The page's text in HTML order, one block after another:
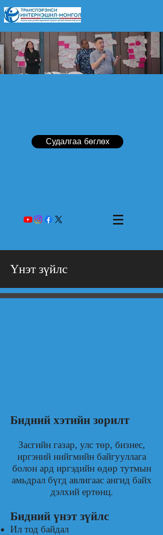
Судалгаа бөглөх
Үнэт зүйлс
Бидний хэтийн зорилт
Засгийн газар, улс төр, бизнес,
иргэний нийгмийн байгууллага
болон ард иргэдийн өдөр тутмын
амьдрал бүгд авлигаас ангид байх
дэлхий ертөнц.
Бидний үнэт зүйлс
Ил тод байдал